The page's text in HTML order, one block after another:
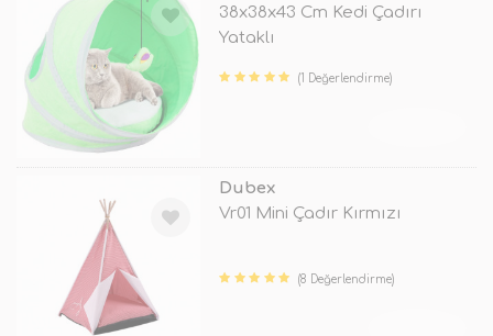
38x38x43 Cm Kedi Çadırı
Yataklı
(1 Değerlendirme)
Dubex
Vr01 Mini Çadır Kırmızı
(8 Değerlendirme)